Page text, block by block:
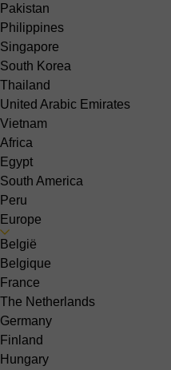
Pakistan
Philippines
Singapore
South Korea
Thailand
United Arabic Emirates
Vietnam
Africa
Egypt
South America
Peru
Europe
België
Belgique
France
The Netherlands
Germany
Finland
Hungary